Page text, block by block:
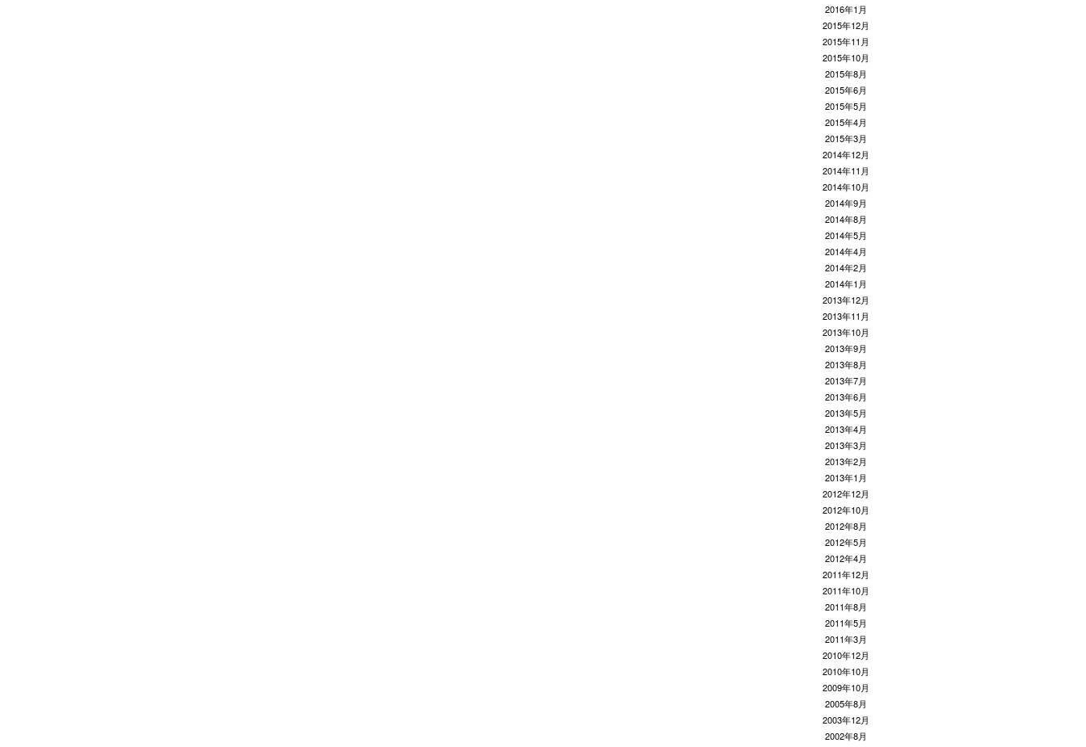
2016年1月
2015年12月
2015年11月
2015年10月
2015年8月
2015年6月
2015年5月
2015年4月
2015年3月
2014年12月
2014年11月
2014年10月
2014年9月
2014年8月
2014年5月
2014年4月
2014年2月
2014年1月
2013年12月
2013年11月
2013年10月
2013年9月
2013年8月
2013年7月
2013年6月
2013年5月
2013年4月
2013年3月
2013年2月
2013年1月
2012年12月
2012年10月
2012年8月
2012年5月
2012年4月
2011年12月
2011年10月
2011年8月
2011年5月
2011年3月
2010年12月
2010年10月
2009年10月
2005年8月
2003年12月
2002年8月